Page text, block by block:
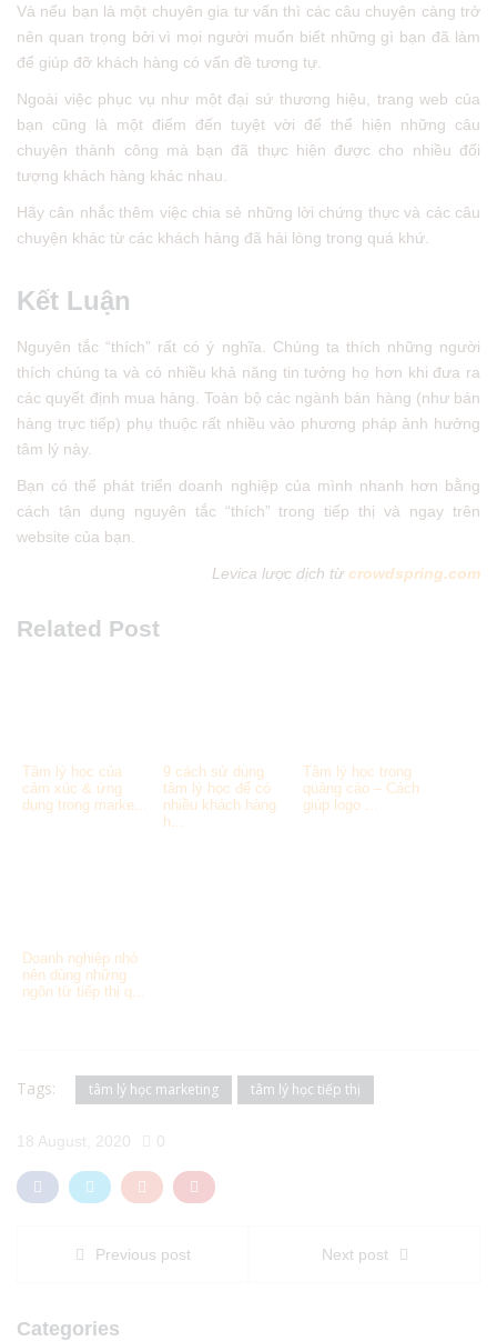
Và nếu bạn là một chuyên gia tư vấn thì các câu chuyện càng trở
nên quan trọng bởi vì mọi người muốn biết những gì bạn đã làm
để giúp đỡ khách hàng có vấn đề tương tự.
Ngoài việc phục vụ như một đại sứ thương hiệu, trang web của
bạn cũng là một điểm đến tuyệt vời để thể hiện những câu
chuyện thành công mà bạn đã thực hiện được cho nhiều đối
tượng khách hàng khác nhau.
Hãy cân nhắc thêm việc chia sẻ những lời chứng thực và các câu
chuyện khác từ các khách hàng đã hài lòng trong quá khứ.
Kết Luận
Nguyên tắc “thích” rất có ý nghĩa. Chúng ta thích những người
thích chúng ta và có nhiều khả năng tin tưởng họ hơn khi đưa ra
các quyết định mua hàng. Toàn bộ các ngành bán hàng (như bán
hàng trực tiếp) phụ thuộc rất nhiều vào phương pháp ảnh hưởng
tâm lý này.
Bạn có thể phát triển doanh nghiệp của mình nhanh hơn bằng
cách tận dụng nguyên tắc “thích” trong tiếp thị và ngay trên
website của bạn.
Levica lược dịch từ crowdspring.com
Related Post
Tâm lý học của
cảm xúc & ứng
dụng trong marke...
9 cách sử dụng
tâm lý học để có
nhiều khách hàng
h...
Tâm lý học trong
quảng cáo – Cách
giúp logo ...
Doanh nghiệp nhỏ
nên dùng những
ngôn từ tiếp thị q...
Tags: tâm lý học marketing tâm lý học tiếp thị
18 August, 2020 0
Previous post Next post
Categories